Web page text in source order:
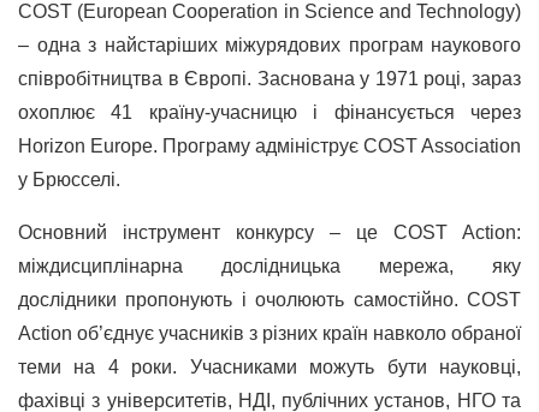
COST (European Cooperation in Science and Technology)
– одна з найстаріших міжурядових програм наукового
співробітництва в Європі. Заснована у 1971 році, зараз
охоплює 41 країну-учасницю і фінансується через
Horizon Europe. Програму адмініструє COST Association
у Брюсселі.
Основний інструмент конкурсу – це COST Action:
міждисциплінарна дослідницька мережа, яку
дослідники пропонують і очолюють самостійно. COST
Action об’єднує учасників з різних країн навколо обраної
теми на 4 роки. Учасниками можуть бути науковці,
фахівці з університетів, НДІ, публічних установ, НГО та